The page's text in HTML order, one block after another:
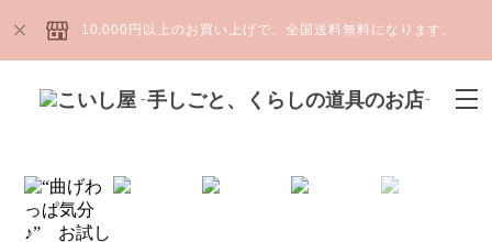
10,000円以上のお買い上げで、全国送料無料になります。